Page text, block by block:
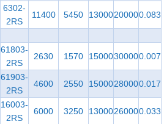
6302-
2RS
11400 5450 13000200000.083
61803-
2RS
2630 1570 15000300000.007
61903-
2RS
4600 2550 15000280000.017
16003-
2RS
6000 3250 13000260000.033